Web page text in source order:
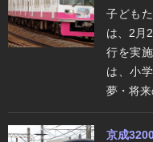
子ども
は、2月
行を実
は、小
夢・将来
京成